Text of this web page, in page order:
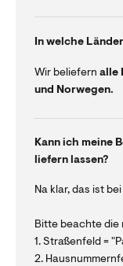
In welche
Wir beliefern alle
und Norwegen.
Kann ich meine
liefern lassen?
Na klar, das ist
Bitte beachte die
1. Straßenfeld =
2.